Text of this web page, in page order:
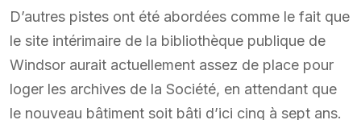
D’autres pistes ont été abordées comme le fait que
le site intérimaire de la bibliothèque publique de
Windsor aurait actuellement assez de place pour
loger les archives de la Société, en attendant que
le nouveau bâtiment soit bâti d’ici cinq à sept ans.